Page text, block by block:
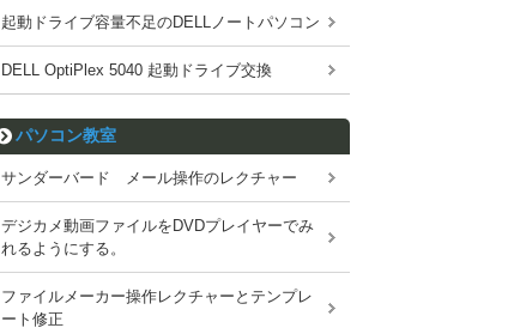
起動ドライブ容量不足のDELLノートパソコン
DELL OptiPlex 5040 起動ドライブ交換
パソコン教室
サンダーバード メール操作のレクチャー
デジカメ動画ファイルをDVDプレイヤーでみ
れるようにする。
ファイルメーカー操作レクチャーとテンプレ
ート修正